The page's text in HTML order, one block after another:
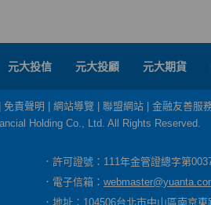
元大投信 元大投顧 元大期貨
免責聲明 網站導覽 聯盟網站
金融友善服
Holding Co., Ltd. All Rights Reserved.
．許可證號：111年金管證總字第
．電子信箱：
．地址：104506台北市中山區南京